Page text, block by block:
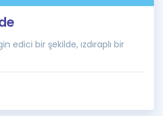
edici bir şekilde, ızdıraplı bir